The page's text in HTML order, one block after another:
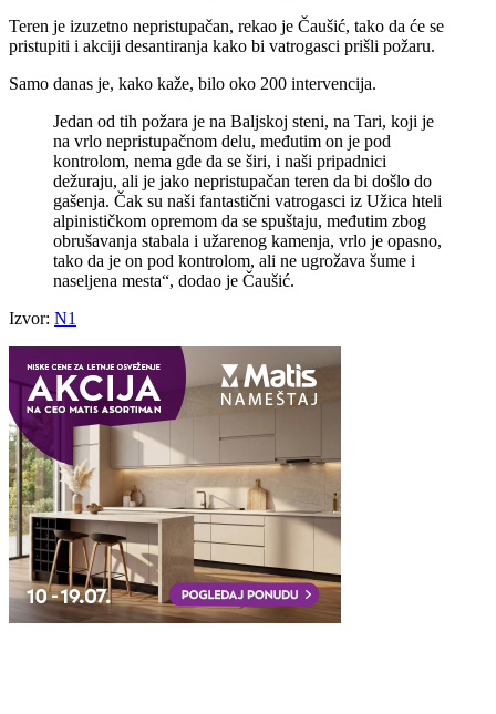
Teren je izuzetno nepristupačan, rekao je Čaušić, tako da će se
pristupiti i akciji desantiranja kako bi vatrogasci prišli požaru.
Samo danas je, kako kaže, bilo oko 200 intervencija.
Jedan od tih požara je na Baljskoj steni, na Tari, koji je
na vrlo nepristupačnom delu, međutim on je pod
kontrolom, nema gde da se širi, i naši pripadnici
dežuraju, ali je jako nepristupačan teren da bi došlo do
gašenja. Čak su naši fantastični vatrogasci iz Užica hteli
alpinističkom opremom da se spuštaju, međutim zbog
obrušavanja stabala i užarenog kamenja, vrlo je opasno,
tako da je on pod kontrolom, ali ne ugrožava šume i
naseljena mesta“, dodao je Čaušić.
Izvor: N1